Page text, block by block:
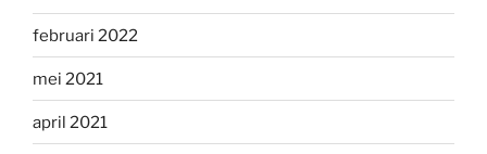
februari 2022
mei 2021
april 2021